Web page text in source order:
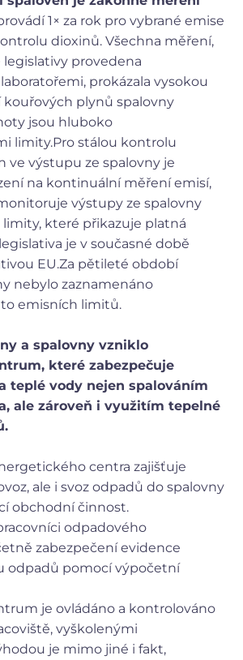
1× za rok pro vybrané emise
dioxinů. Všechna měření,
provedena
prokázala vysokou
plynů spalovny
jsou hluboko
limity.Pro stálou kontrolu
ve výstupu ze spalovny je
na kontinuální měření emisí,
výstupy ze spalovny
limity, které přikazuje platná
je v současné době
EU.Za pětileté období
nebylo zaznamenáno
emisních limitů.
a spalovny vzniklo
které zabezpečuje
teplé vody nejen spalováním
ale zároveň i využitím tepelné
centra zajišťuje
ale i svoz odpadů do spalovny
obchodní činnost.
odpadového
zabezpečení evidence
odpadů pomocí výpočetní
je ovládáno a kontrolováno
vyškolenými
je mimo jiné i fakt,